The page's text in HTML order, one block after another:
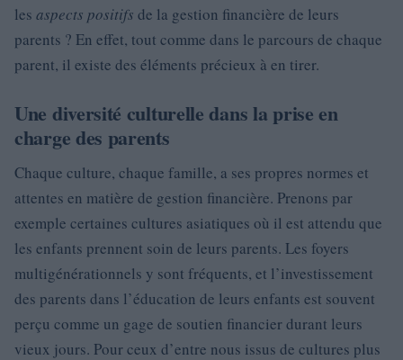
les aspects positifs de la gestion financière de leurs
parents ? En effet, tout comme dans le parcours de chaque
parent, il existe des éléments précieux à en tirer.
Une diversité culturelle dans la prise en
charge des parents
Chaque culture, chaque famille, a ses propres normes et
attentes en matière de gestion financière. Prenons par
exemple certaines cultures asiatiques où il est attendu que
les enfants prennent soin de leurs parents. Les foyers
multigénérationnels y sont fréquents, et l’investissement
des parents dans l’éducation de leurs enfants est souvent
perçu comme un gage de soutien financier durant leurs
vieux jours. Pour ceux d’entre nous issus de cultures plus